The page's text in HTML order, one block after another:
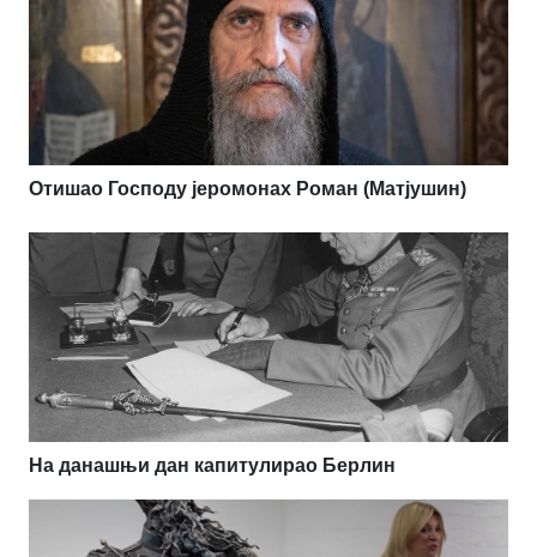
Отишао Господу јеромонах Роман (Матјушин)
На данашњи дан капитулирао Берлин